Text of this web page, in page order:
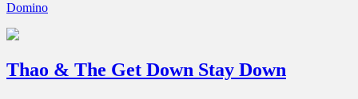
Domino
Thao & The Get Down Stay Down